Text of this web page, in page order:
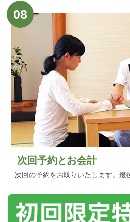
08
次回予約とお会計
次回の予約をお取りいたします。最